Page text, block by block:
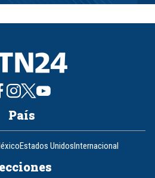
País
Estados UnidosInternacional